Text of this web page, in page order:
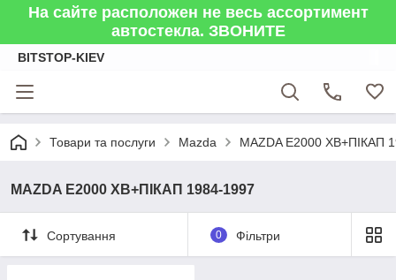
На сайте расположен не весь ассортимент
автостекла. ЗВОНИТЕ
BITSTOP-KIEV
Товари та послуги Mazda MAZDA E2000 ХВ+ПІКАП
MAZDA E2000 ХВ+ПІКАП 1984-1997
Сортування 0 Фільтри